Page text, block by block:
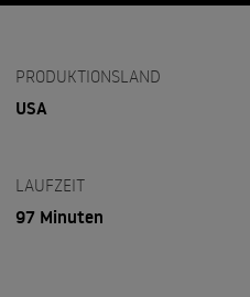
PRODUKTIONSLAND
USA
LAUFZEIT
97 Minuten